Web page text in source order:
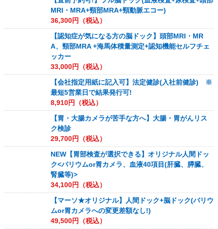
MRI・MRA+頸部MRA+頸動脈エコー)
36,300円（税込）
【認知症が気になる方の脳ドック】頭部MRI・MR
A、頸部MRA +海馬体積量測定+認知機能セルフチェ
ッカー
33,000円（税込）
【会社指定用紙に記入可】法定健診(入社前健診) ※
最短5営業日で結果発行可!
8,910円（税込）
【胃・大腸カメラが苦手な方へ】大腸・胃がんリス
ク検診
29,700円（税込）
NEW【胃部検査が選択できる】オリジナル人間ドッ
ク<バリウムor胃カメラ、血液40項目(肝臓、膵臓、
腎臓等)>
34,100円（税込）
【マーソ★オリジナル】人間ドック+脳ドック(バリウ
ムor胃カメラへの変更差額なし!)
49,500円（税込）